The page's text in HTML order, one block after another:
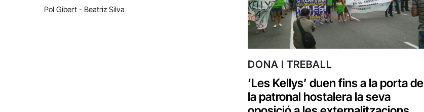
Pol Gibert - Beatriz Silva
DONA I TREBALL
‘Les Kellys’ duen fins a la porta de
la patronal hostalera la seva